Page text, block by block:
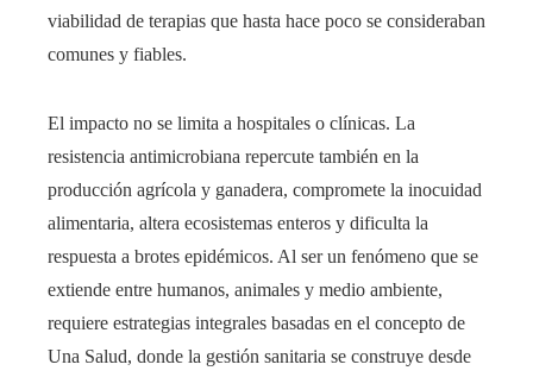
viabilidad de terapias que hasta hace poco se consideraban
comunes y fiables.
El impacto no se limita a hospitales o clínicas. La
resistencia antimicrobiana repercute también en la
producción agrícola y ganadera, compromete la inocuidad
alimentaria, altera ecosistemas enteros y dificulta la
respuesta a brotes epidémicos. Al ser un fenómeno que se
extiende entre humanos, animales y medio ambiente,
requiere estrategias integrales basadas en el concepto de
Una Salud, donde la gestión sanitaria se construye desde